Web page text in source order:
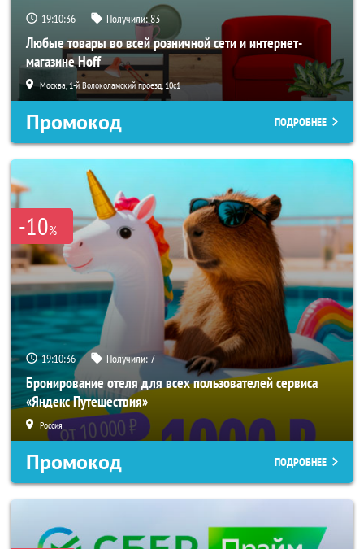
19:10:34 Получили:83
Любые товары во всей розничной сети и интернет-
магазине Hoff
Москва, 1-й Волоколамский проезд, 10с1
Промокод ПОДРОБНЕЕ
-10%
19:10:34 Получили:7
Бронирование отеля для всех пользователей сервиса
«Яндекс Путешествия»
Россия
Промокод ПОДРОБНЕЕ